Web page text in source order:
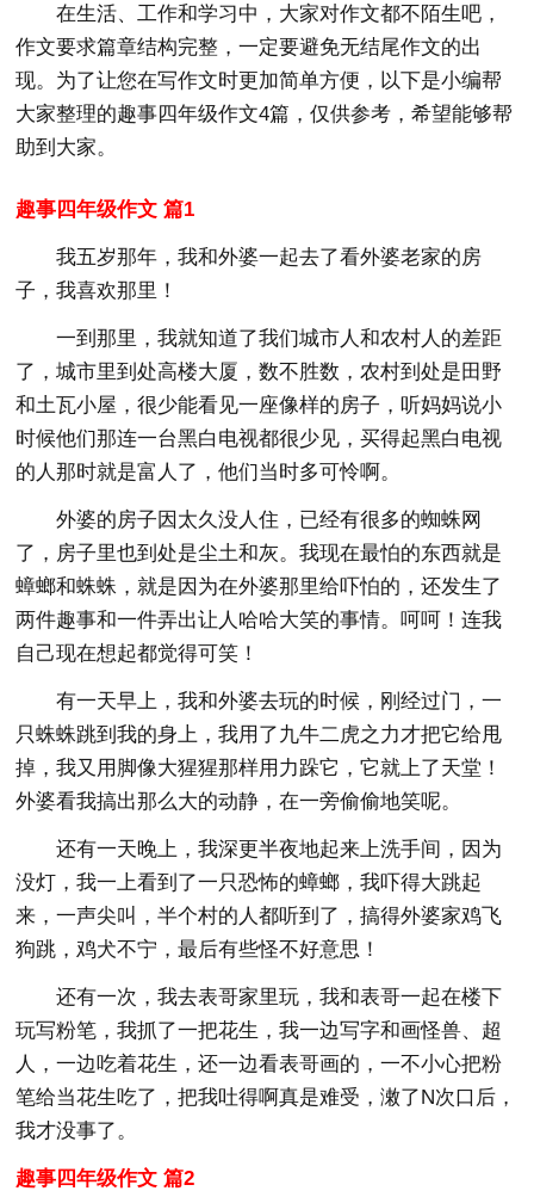
在生活、工作和学习中，大家对作文都不陌生吧，
作文要求篇章结构完整，一定要避免无结尾作文的出
现。为了让您在写作文时更加简单方便，以下是小编帮
大家整理的趣事四年级作文4篇，仅供参考，希望能够帮
助到大家。
趣事四年级作文 篇1
我五岁那年，我和外婆一起去了看外婆老家的房
子，我喜欢那里！
一到那里，我就知道了我们城市人和农村人的差距
了，城市里到处高楼大厦，数不胜数，农村到处是田野
和土瓦小屋，很少能看见一座像样的房子，听妈妈说小
时候他们那连一台黑白电视都很少见，买得起黑白电视
的人那时就是富人了，他们当时多可怜啊。
外婆的房子因太久没人住，已经有很多的蜘蛛网
了，房子里也到处是尘土和灰。我现在最怕的东西就是
蟑螂和蛛蛛，就是因为在外婆那里给吓怕的，还发生了
两件趣事和一件弄出让人哈哈大笑的事情。呵呵！连我
自己现在想起都觉得可笑！
有一天早上，我和外婆去玩的时候，刚经过门，一
只蛛蛛跳到我的身上，我用了九牛二虎之力才把它给甩
掉，我又用脚像大猩猩那样用力跺它，它就上了天堂！
外婆看我搞出那么大的动静，在一旁偷偷地笑呢。
还有一天晚上，我深更半夜地起来上洗手间，因为
没灯，我一上看到了一只恐怖的蟑螂，我吓得大跳起
来，一声尖叫，半个村的人都听到了，搞得外婆家鸡飞
狗跳，鸡犬不宁，最后有些怪不好意思！
还有一次，我去表哥家里玩，我和表哥一起在楼下
玩写粉笔，我抓了一把花生，我一边写字和画怪兽、超
人，一边吃着花生，还一边看表哥画的，一不小心把粉
笔给当花生吃了，把我吐得啊真是难受，潄了N次口后，
我才没事了。
趣事四年级作文 篇2